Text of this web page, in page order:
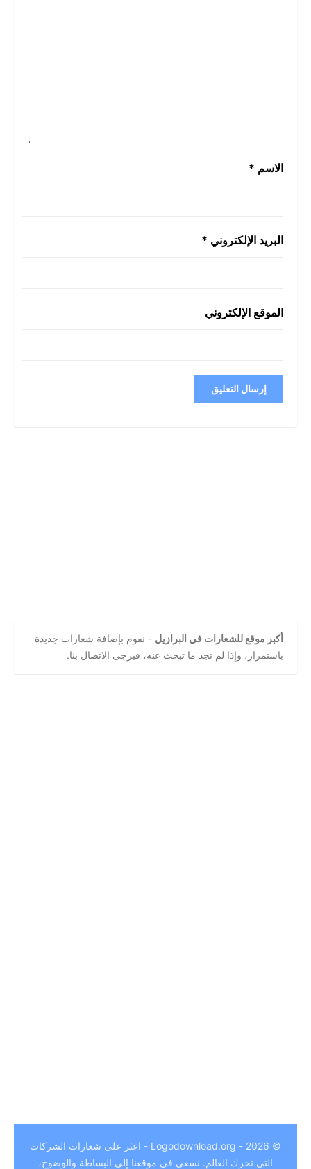
الاسم *
البريد الإلكتروني *
الموقع الإلكتروني
أكبر موقع للشعارات في البرازيل - نقوم بإضافة شعارات جديدة
باستمرار، وإذا لم تجد ما تبحث عنه، فيرجى الاتصال بنا.
© 2026 - Logodownload.org - اعثر على شعارات الشركات
التي تحرك العالم. نسعى في موقعنا إلى البساطة والوضوح،
Hindi